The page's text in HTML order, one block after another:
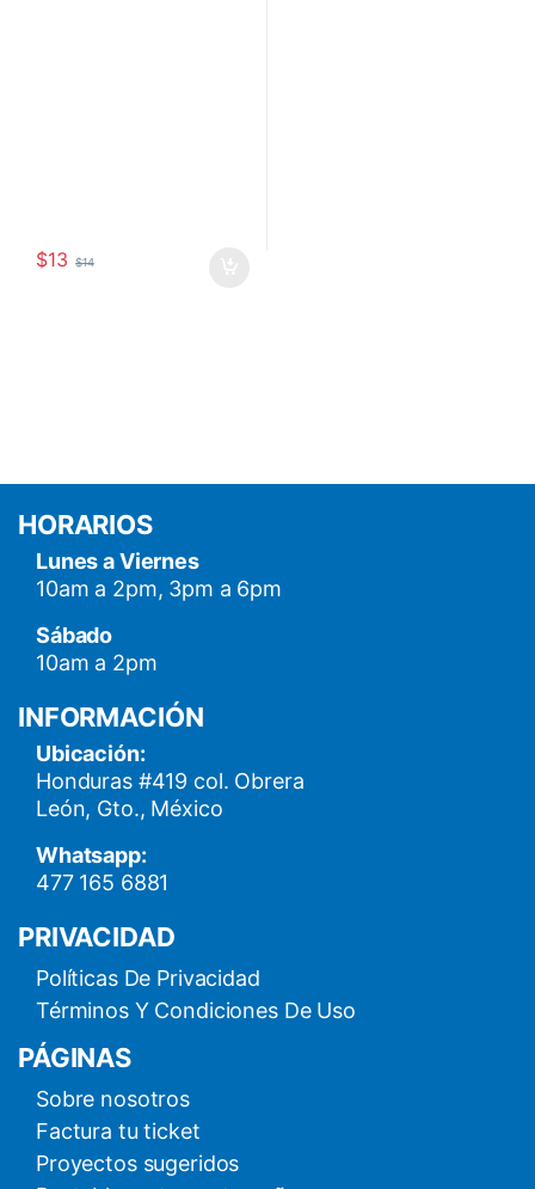
$13 $14
HORARIOS
Lunes a Viernes
10am a 2pm, 3pm a 6pm
Sábado
10am a 2pm
INFORMACIÓN
Ubicación:
Honduras #419 col. Obrera
León, Gto., México
Whatsapp:
477 165 6881
PRIVACIDAD
Políticas De Privacidad
Términos Y Condiciones De Uso
PÁGINAS
Sobre nosotros
Factura tu ticket
Proyectos sugeridos